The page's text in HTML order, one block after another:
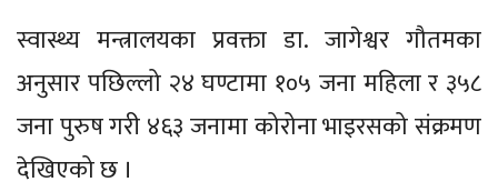
स्वास्थ्य मन्त्रालयका प्रवक्ता डा. जागेश्वर गौतमका
अनुसार पछिल्लो २४ घण्टामा १०५ जना महिला र ३५८
जना पुरुष गरी ४६३ जनामा कोरोना भाइरसको संक्रमण
देखिएको छ ।